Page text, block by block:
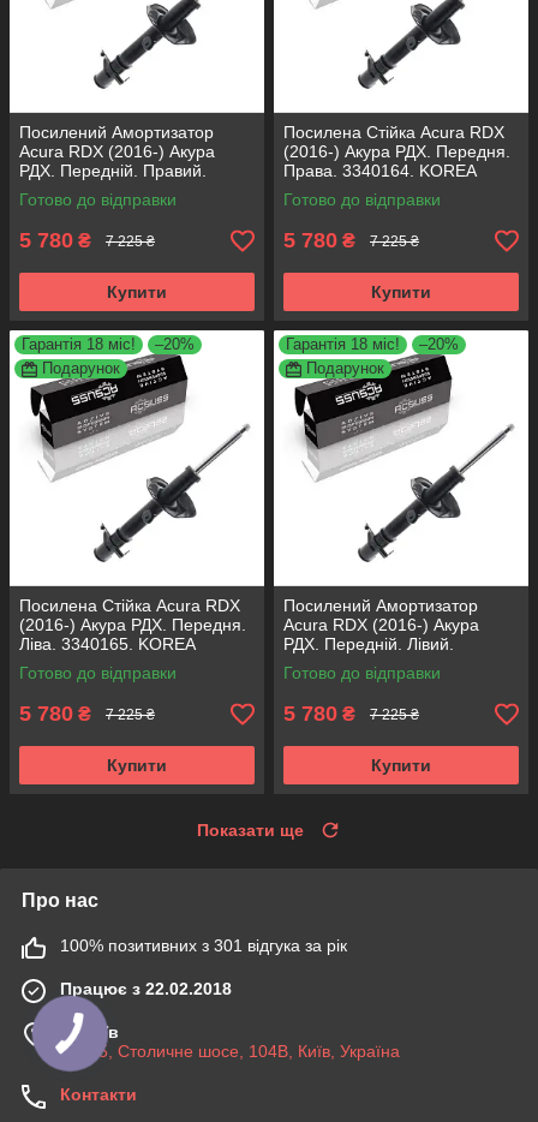
Посилений Амортизатор
Acura RDX (2016-) Акура
РДХ. Передній. Правий.
3340164. KOREA Аксусс!
Готово до відправки
5 780 ₴ 7 225 ₴
Купити
Посилена Стійка Acura RDX
(2016-) Акура РДХ. Передня.
Права. 3340164. KOREA
Аксусс!
Готово до відправки
5 780 ₴ 7 225 ₴
Купити
Гарантія 18 міс!
–20%
Подарунок
Посилена Стійка Acura RDX
(2016-) Акура РДХ. Передня.
Ліва. 3340165. KOREA
Аксусс!
Готово до відправки
5 780 ₴ 7 225 ₴
Купити
Гарантія 18 міс!
–20%
Подарунок
Посилений Амортизатор
Acura RDX (2016-) Акура
РДХ. Передній. Лівий.
3340165. KOREA Аксусс!
Готово до відправки
5 780 ₴ 7 225 ₴
Купити
Показати ще
Про нас
100% позитивних з 301 відгука за рік
Працює з 22.02.2018
м. Київ
03045, Столичне шосе, 104B, Київ, Україна
Контакти